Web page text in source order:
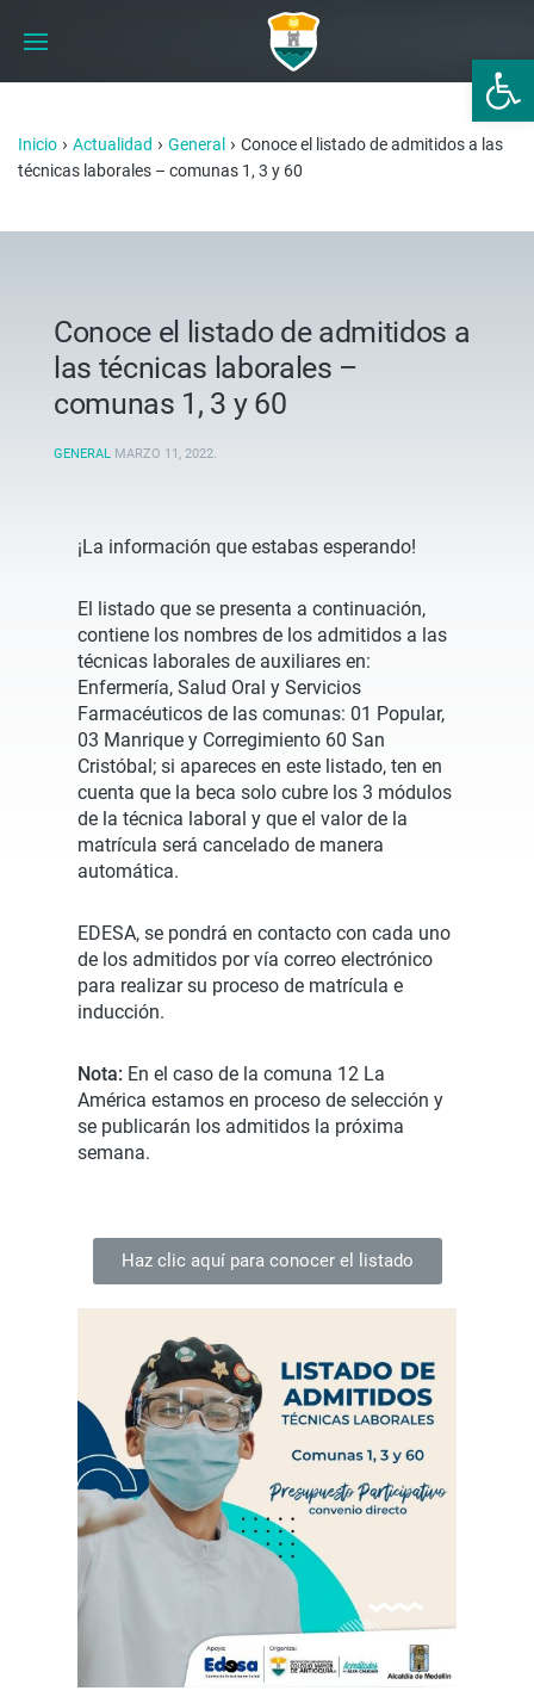
Abrir
Inicio › Actualidad › General › Conoce el listado de admitidos a las
técnicas laborales – comunas 1, 3 y 60
Conoce el listado de admitidos a
las técnicas laborales –
comunas 1, 3 y 60
GENERAL MARZO 11, 2022.
¡La información que estabas esperando!
El listado que se presenta a continuación,
contiene los nombres de los admitidos a las
técnicas laborales de auxiliares en:
Enfermería, Salud Oral y Servicios
Farmacéuticos de las comunas: 01 Popular,
03 Manrique y Corregimiento 60 San
Cristóbal; si apareces en este listado, ten en
cuenta que la beca solo cubre los 3 módulos
de la técnica laboral y que el valor de la
matrícula será cancelado de manera
automática.
EDESA, se pondrá en contacto con cada uno
de los admitidos por vía correo electrónico
para realizar su proceso de matrícula e
inducción.
Nota: En el caso de la comuna 12 La
América estamos en proceso de selección y
se publicarán los admitidos la próxima
semana.
Haz clic aquí para conocer el listado